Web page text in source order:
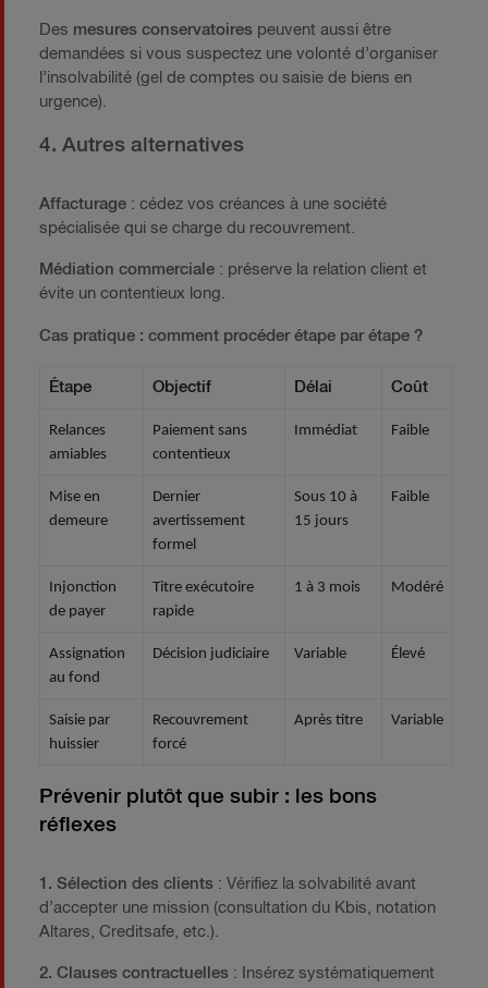
Des mesures conservatoires peuvent aussi être
demandées si vous suspectez une volonté d’organiser
l’insolvabilité (gel de comptes ou saisie de biens en
urgence).
4. Autres alternatives
Affacturage : cédez vos créances à une société
spécialisée qui se charge du recouvrement.
Médiation commerciale : préserve la relation client et
évite un contentieux long.
Cas pratique : comment procéder étape par étape ?
Étape Objectif Délai Coût
Relances
amiables
Paiement sans
contentieux
Immédiat Faible
Mise en
demeure
Dernier
avertissement
formel
Sous 10 à
15 jours
Faible
Injonction
de payer
Titre exécutoire
rapide
1 à 3 mois Modéré
Assignation
au fond
Décision judiciaire Variable Élevé
Saisie par
huissier
Recouvrement
forcé
Après titre Variable
Prévenir plutôt que subir : les bons
réflexes
1. Sélection des clients : Vérifiez la solvabilité avant
d’accepter une mission (consultation du Kbis, notation
Altares, Creditsafe, etc.).
2. Clauses contractuelles : Insérez systématiquement